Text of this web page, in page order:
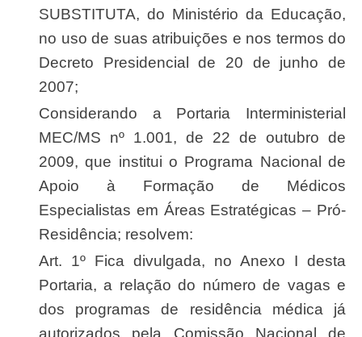
SUBSTITUTA, do Ministério da Educação,
no uso de suas atribuições e nos termos do
Decreto Presidencial de 20 de junho de
2007;
Considerando a Portaria Interministerial
MEC/MS nº 1.001, de 22 de outubro de
2009, que institui o Programa Nacional de
Apoio à Formação de Médicos
Especialistas em Áreas Estratégicas – Pró-
Residência; resolvem:
Art. 1º Fica divulgada, no Anexo I desta
Portaria, a relação do número de vagas e
dos programas de residência médica já
autorizados pela Comissão Nacional de